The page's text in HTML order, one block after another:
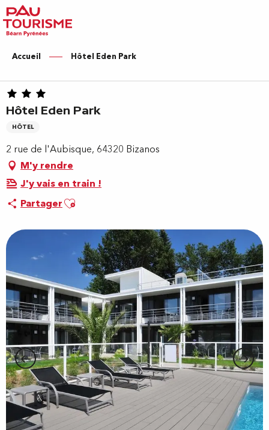
Aller
au
contenu
principal
Accueil Hôtel Eden Park
Hôtel Eden Park
HÔTEL
2 rue de l'Aubisque, 64320 Bizanos
M'y rendre
J'y vais en train !
PartagerAjouter aux favoris